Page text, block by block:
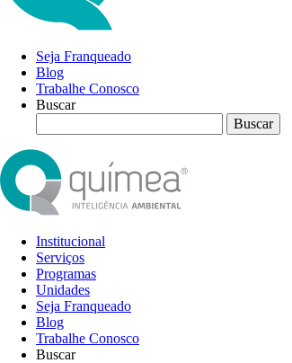
Seja Franqueado
Blog
Trabalhe Conosco
Buscar
Institucional
Serviços
Programas
Unidades
Seja Franqueado
Blog
Trabalhe Conosco
Buscar